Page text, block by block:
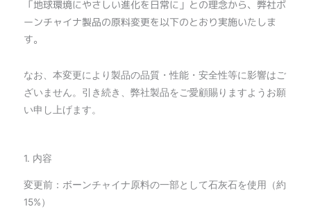
「地球環境にやさしい進化を日常に」との理念から、弊社ボ
ーンチャイナ製品の原料変更を以下のとおり実施いたしま
す。
なお、本変更により製品の品質・性能・安全性等に影響はご
ざいません。引き続き、弊社製品をご愛顧賜りますようお願
い申し上げます。
1. 内容
変更前：ボーンチャイナ原料の一部として石灰石を使用（約
15%）